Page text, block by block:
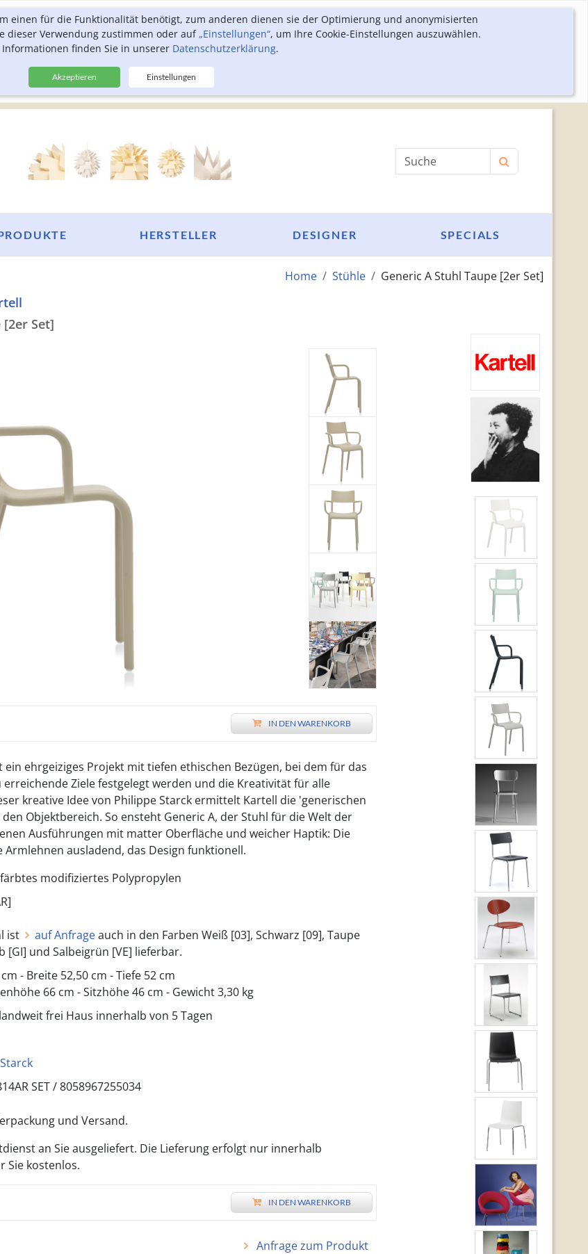
einen für die Funktionalität benötigt, zum anderen dienen sie der Optimierung und anonymisierten
dieser Verwendung zustimmen oder auf„Einstellungen“, um Ihre Cookie-Einstellungen auszuwählen.
Informationen finden Sie in unserer Datenschutzerklärung.
Akzeptieren Einstellungen
Produktsuche
SPECIALS
DESIGNER
HERSTELLER
Home Stühle Generic A Stuhl Taupe [2er Set]
[2er Set]
IN DEN WARENKORB
ehrgeiziges Projekt mit tiefen ethischen Bezügen, bei dem für das
Ziele festgelegt werden und die Kreativität für alle
kreative Idee von Philippe Starck ermittelt Kartell die 'generischen
Objektbereich. So ensteht Generic A, der Stuhl für die Welt der
Ausführungen mit matter Oberfläche und weicher Haptik: Die
Armlehnen ausladend, das Design funktionell.
modifiziertes Polypropylen
ist auf Anfrageauch in den Farben Weiß [03], Schwarz [09], Taupe
[GI] und Salbeigrün [VE] lieferbar.
- Breite 52,50 cm - Tiefe 52 cm
66 cm - Sitzhöhe 46 cm - Gewicht 3,30 kg
frei Haus innerhalb von 5 Tagen
SET/8058967255034
und Versand.
an Sie ausgeliefert. Die Lieferung erfolgt nur innerhalb
Sie kostenlos.
IN DEN WARENKORB
Anfrage zum Produkt